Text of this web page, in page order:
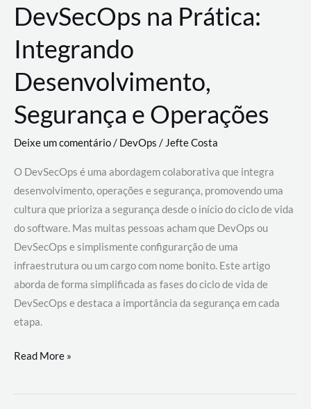
DevSecOps na Prática:
Integrando
Desenvolvimento,
Segurança e Operações
Deixe um comentário/ DevOps /Jefte Costa
O DevSecOps é uma abordagem colaborativa que integra
desenvolvimento, operações e segurança, promovendo uma
cultura que prioriza a segurança desde o início do ciclo de vida
do software. Mas muitas pessoas acham que DevOps ou
DevSecOps e simplismente configurarção de uma
infraestrutura ou um cargo com nome bonito. Este artigo
aborda de forma simplificada as fases do ciclo de vida de
DevSecOps e destaca a importância da segurança em cada
etapa.
DevSecOps
Prática:
Read More »